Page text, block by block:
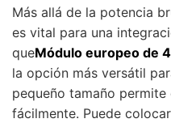
Más allá de la potencia
es vital para una
queMódulo europeo de
la opción más versátil
pequeño tamaño
fácilmente. Puede